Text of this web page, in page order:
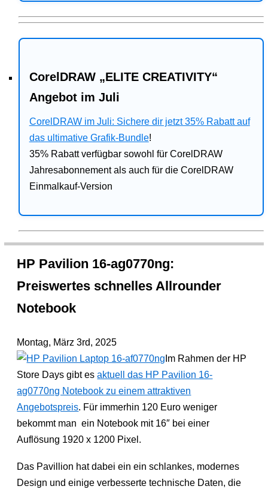
CorelDRAW „ELITE CREATIVITY“
Angebot im Juli
CorelDRAW im Juli: Sichere dir jetzt 35% Rabatt auf
das ultimative Grafik-Bundle!
35% Rabatt verfügbar sowohl für CorelDRAW
Jahresabonnement als auch für die CorelDRAW
Einmalkauf-Version
HP Pavilion 16-ag0770ng:
Preiswertes schnelles Allrounder
Notebook
Montag, März 3rd, 2025
Im Rahmen der HP
Store Days gibt esaktuell das HP Pavilion 16-
ag0770ng Notebook zu einem attraktiven
Angebotspreis. Für immerhin 120 Euro weniger
bekommt man ein Notebook mit 16″ bei einer
Auflösung 1920 x 1200 Pixel.
Das Pavillion hat dabei ein ein schlankes, modernes
Design und einige verbesserte technische Daten, die